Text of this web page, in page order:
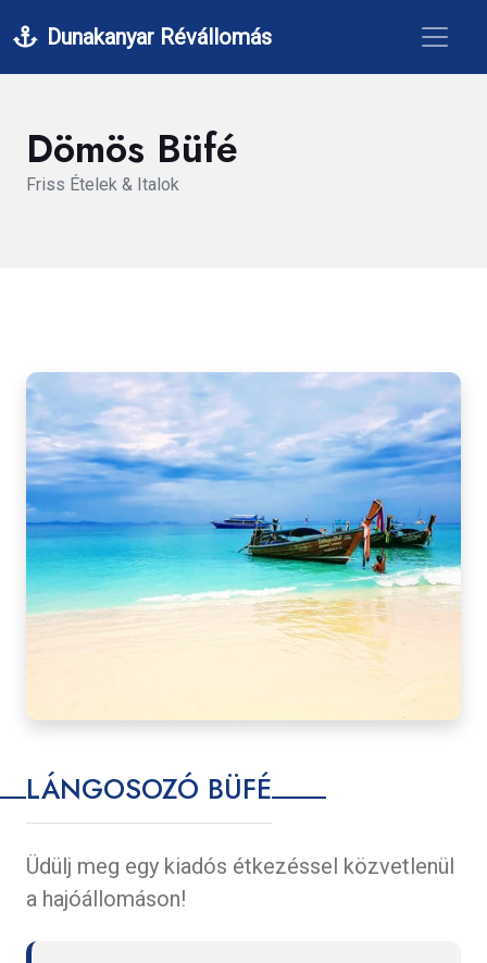
Dunakanyar Révállomás
Dömös Büfé
Friss Ételek & Italok
LÁNGOSOZÓ BÜFÉ
Üdülj meg egy kiadós étkezéssel közvetlenül
a hajóállomáson!